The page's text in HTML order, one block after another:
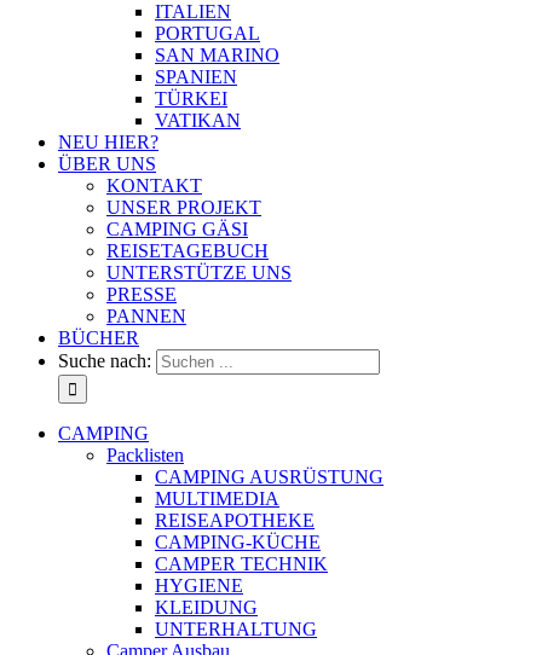
ITALIEN
PORTUGAL
SAN MARINO
SPANIEN
TÜRKEI
VATIKAN
NEU HIER?
ÜBER UNS
KONTAKT
UNSER PROJEKT
CAMPING GÄSI
REISETAGEBUCH
UNTERSTÜTZE UNS
PRESSE
PANNEN
BÜCHER
Suche nach:
CAMPING
Packlisten
CAMPING AUSRÜSTUNG
MULTIMEDIA
REISEAPOTHEKE
CAMPING-KÜCHE
CAMPER TECHNIK
HYGIENE
KLEIDUNG
UNTERHALTUNG
Camper Ausbau